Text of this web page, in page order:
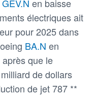
GEV.N en baisse
électriques ait
pour 2025 dans
BA.N en
que le
de dollars
de jet 787 **